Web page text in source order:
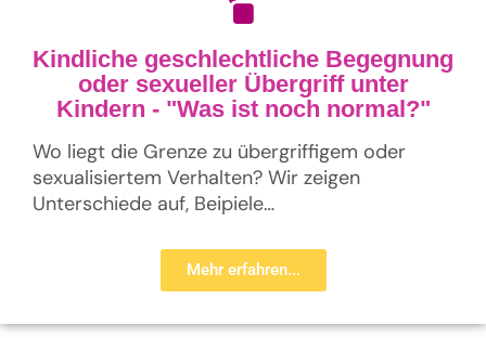
Kindliche geschlechtliche Begegnung
oder sexueller Übergriff unter
Kindern - "Was ist noch normal?"
Wo liegt die Grenze zu übergriffigem oder
sexualisiertem Verhalten? Wir zeigen
Unterschiede auf, Beipiele…
Mehr erfahren...